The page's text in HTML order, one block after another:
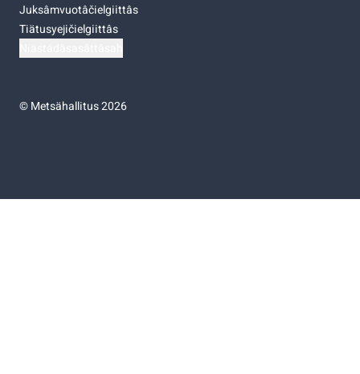
Juksâmvuotâčielgiittâs
Tiätusyejičielgiittâs
©Metsähallitus 2026